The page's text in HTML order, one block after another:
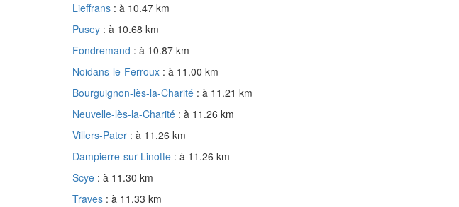
Lieffrans : à 10.47 km
Pusey : à 10.68 km
Fondremand : à 10.87 km
Noidans-le-Ferroux : à 11.00 km
Bourguignon-lès-la-Charité : à 11.21 km
Neuvelle-lès-la-Charité : à 11.26 km
Villers-Pater : à 11.26 km
Dampierre-sur-Linotte : à 11.26 km
Scye : à 11.30 km
Traves : à 11.33 km